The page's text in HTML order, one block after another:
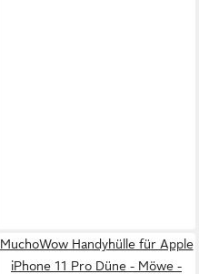
MuchoWow Handyhülle für Apple
iPhone 11 Pro Düne - Möwe -